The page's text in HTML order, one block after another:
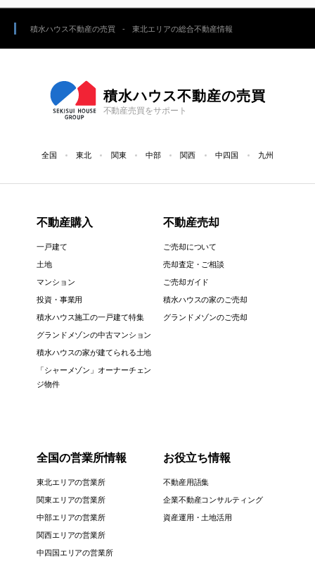
積水ハウス不動産の売買 東北エリアの総合不動産情報
積水ハウス不動産の売買
不動産売買をサポート
全国 東北 関東 中部 関西 中四国 九州
不動産購入
一戸建て
土地
マンション
投資・事業用
積水ハウス施工の一戸建て特集
グランドメゾンの中古マンション
積水ハウスの家が建てられる土地
「シャーメゾン」オーナーチェン
ジ物件
不動産売却
ご売却について
売却査定・ご相談
ご売却ガイド
積水ハウスの家のご売却
グランドメゾンのご売却
全国の営業所情報
東北エリアの営業所
関東エリアの営業所
中部エリアの営業所
関西エリアの営業所
中四国エリアの営業所
お役立ち情報
不動産用語集
企業不動産コンサルティング
資産運用・土地活用